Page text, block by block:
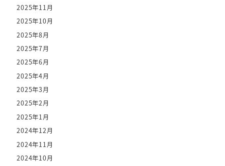
2025年11月
2025年10月
2025年8月
2025年7月
2025年6月
2025年4月
2025年3月
2025年2月
2025年1月
2024年12月
2024年11月
2024年10月